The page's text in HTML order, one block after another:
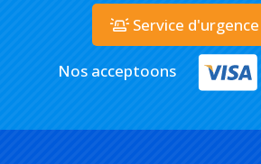
Service
Nos acceptoons